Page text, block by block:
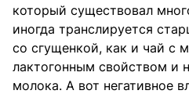
который существовал
иногда транслируется
со сгущенкой, как и чай с
лактогонным свойством и
молока. А вот негативное